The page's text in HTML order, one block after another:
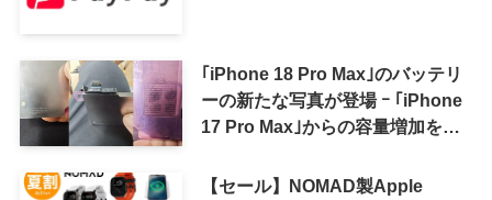
｢iPhone 18 Pro Max｣のバッテリ
ーの新たな写真が登場 ｰ ｢iPhone
17 Pro Max｣からの容量増加を確
【セール】NOMAD製Apple